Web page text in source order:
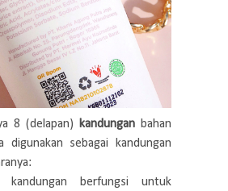
8 (delapan) kandungan bahan
digunakan sebagai kandungan
berfungsi untuk